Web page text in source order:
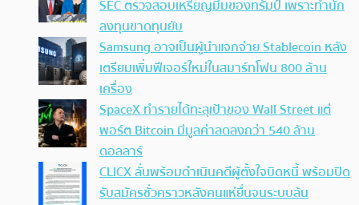
SEC ตรวจสอบเหรียญมีมของทรัมป์ เพราะทำนัก
ลงทุนขาดทุนยับ
Samsung อาจเป็นผู้นำแจกจ่าย Stablecoin หลัง
เตรียมเพิ่มฟีเจอร์ใหม่ในสมาร์ทโฟน 800 ล้าน
เครื่อง
SpaceX ทำรายได้ทะลุเป้าของ Wall Street แต่
พอร์ต Bitcoin มีมูลค่าลดลงกว่า 540 ล้าน
ดอลลาร์
CLICX ลั่นพร้อมดำเนินคดีผู้ตั้งใจบิดหนี้ พร้อมปิด
รับสมัครชั่วคราวหลังคนแห่ยื่นจนระบบล้น